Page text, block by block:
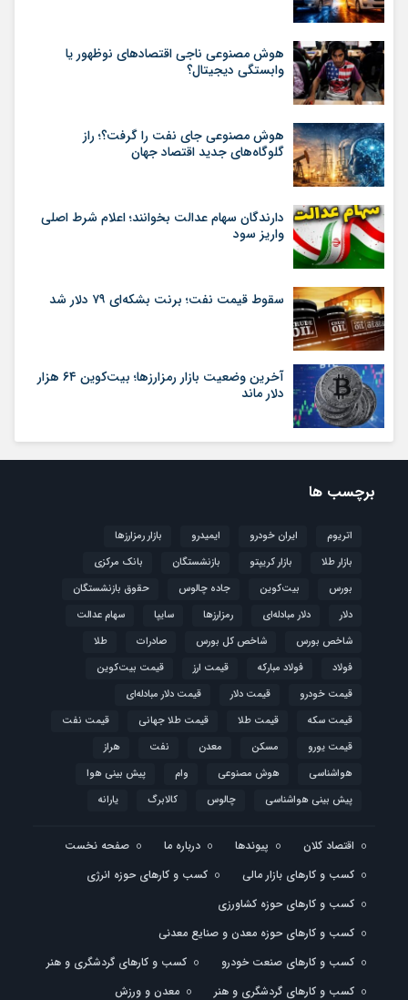
هوش مصنوعی ناجی اقتصادهای نوظهور یا
وابستگی دیجیتال؟
هوش مصنوعی جای نفت را گرفت؟؛ راز
گلوگاه‌های جدید اقتصاد جهان
دارندگان سهام عدالت بخوانند؛ اعلام شرط اصلی
واریز سود
سقوط قیمت نفت؛ برنت بشکه‌ای ۷۹ دلار شد
آخرین وضعیت بازار رمزارزها؛ بیت‌کوین ۶۴ هزار
دلار ماند
برچسب ها
اتریوم ایران خودرو ایمیدرو
بازار رمزارزها
بازار طلا
بازار کریپتو بازنشستگان
بانک مرکزی
بورس
بیت‌کوین جاده چالوس
حقوق بازنشستگان
دلار
دلار مبادله‌ای رمزارزها سایپا
سهام عدالت
شاخص بورس
شاخص کل بورس صادرات
طلا
فولاد
فولاد مبارکه قیمت ارز
قیمت بیت‌کوین
قیمت خودرو
قیمت دلار
قیمت دلار مبادله‌ای
قیمت سکه
قیمت طلا قیمت طلا جهانی
قیمت نفت
قیمت یورو
مسکن معدن نفت
هراز
هواشناسی
هوش مصنوعی وام
پیش بینی هوا
پیش بینی هواشناسی
چالوس کالابرگ یارانه
اقتصاد کلان پیوندها درباره ما
صفحه نخست
کسب و کارهای بازار مالی
کسب و کارهای حوزه انرژی
کسب و کارهای حوزه کشاورزی
کسب و کارهای حوزه معدن و صنایع معدنی
کسب و کارهای صنعت خودرو
کسب و کارهای گردشگری و هنر
کسب و کارهای گردشگری و هنر
معدن و ورزش